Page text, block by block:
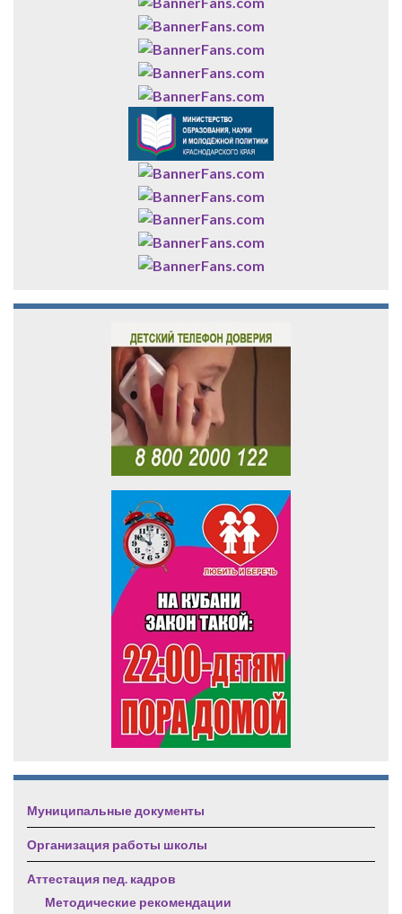
Муниципальные документы
Организация работы школы
Аттестация пед. кадров
Методические рекомендации